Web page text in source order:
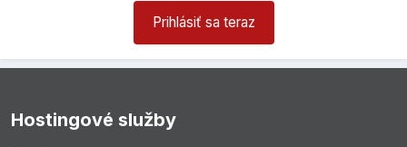
Prihlásiť sa teraz
Hostingové služby